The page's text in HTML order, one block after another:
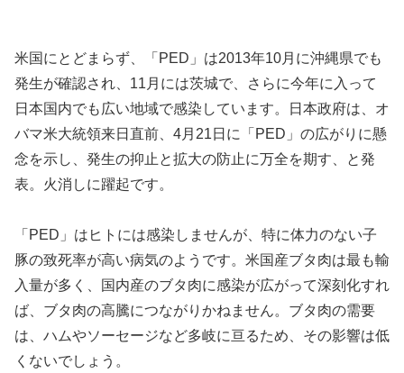
米国にとどまらず、「PED」は2013年10月に沖縄県でも
発生が確認され、11月には茨城で、さらに今年に入って
日本国内でも広い地域で感染しています。日本政府は、オ
バマ米大統領来日直前、4月21日に「PED」の広がりに懸
念を示し、発生の抑止と拡大の防止に万全を期す、と発
表。火消しに躍起です。
「PED」はヒトには感染しませんが、特に体力のない子
豚の致死率が高い病気のようです。米国産ブタ肉は最も輸
入量が多く、国内産のブタ肉に感染が広がって深刻化すれ
ば、ブタ肉の高騰につながりかねません。ブタ肉の需要
は、ハムやソーセージなど多岐に亘るため、その影響は低
くないでしょう。